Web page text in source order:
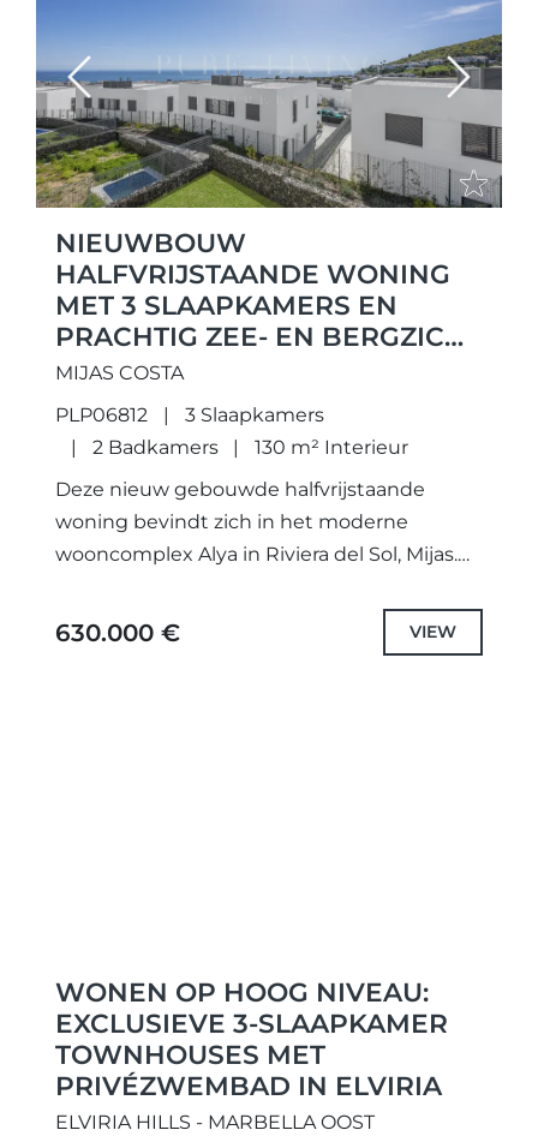
Previous Next
NIEUWBOUW
HALFVRIJSTAANDE WONING
MET 3 SLAAPKAMERS EN
PRACHTIG ZEE- EN BERGZICHT
IN RIVIERA DEL SOL
MIJAS COSTA
PLP06812
3 Slaapkamers
2 Badkamers
130 m² Interieur
Deze nieuw gebouwde halfvrijstaande
woning bevindt zich in het moderne
wooncomplex Alya in Riviera del Sol, Mijas.
woonomgeving met uitzicht op zowel de
630.000 € VIEW
WONEN OP HOOG NIVEAU:
EXCLUSIEVE 3-SLAAPKAMER
TOWNHOUSES MET
PRIVÉZWEMBAD IN ELVIRIA
ELVIRIA HILLS - MARBELLA OOST